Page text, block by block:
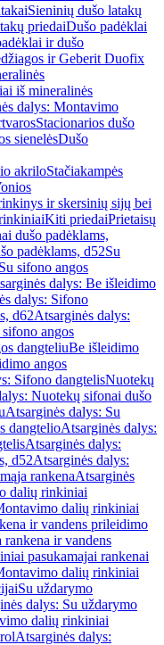
Sieninių dušo latakų
priedaiDušo padėklai
ir dušo
ir Geberit Duofix
iš mineralinės
dalys: Montavimo
Stacionarios dušo
sienelėsDušo
akriloStačiakampės
ir skersinių sijų bei
Kiti priedaiPrietaisų
dušo padėklams,
padėklams, d52Su
sifono angos
dalys: Be išleidimo
dalys: Sifono
d62Atsarginės dalys:
sifono angos
dangteliuBe išleidimo
angos
Sifono dangtelisNuotekų
Nuotekų sifonai dušo
Atsarginės dalys: Su
dangtelioAtsarginės dalys:
Atsarginės dalys:
d52Atsarginės dalys:
rankenaAtsarginės
dalių rinkiniai
dalių rinkiniai
ir vandens prileidimo
rankena ir vandens
pasukamajai rankenai
dalių rinkiniai
Su uždarymo
dalys: Su uždarymo
dalių rinkiniai
Atsarginės dalys: